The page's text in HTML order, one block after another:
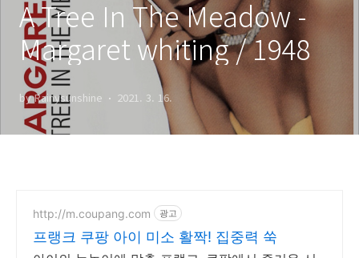
A Tree In The Meadow -
Margaret whiting / 1948
by Rainysunshine 2021. 3. 16.
http://m.coupang.com 광고
프랭크 쿠팡 아이 미소 활짝! 집중력 쑥